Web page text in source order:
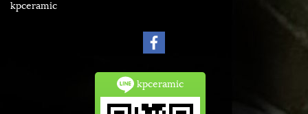
kpceramic
kpceramic